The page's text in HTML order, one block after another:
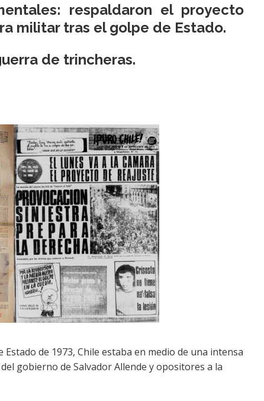
respaldaron el proyecto
militar tras el golpe de Estado.
de trincheras.
de 1973, Chile estaba en medio de una intensa
gobierno de Salvador Allende y opositores a la